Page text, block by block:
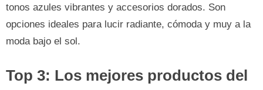
tonos azules vibrantes y accesorios dorados. Son
opciones ideales para lucir radiante, cómoda y muy a la
moda bajo el sol.
Top 3: Los mejores productos del